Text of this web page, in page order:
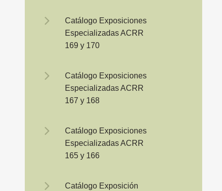
Catálogo Exposiciones
Especializadas ACRR
169 y 170
Catálogo Exposiciones
Especializadas ACRR
167 y 168
Catálogo Exposiciones
Especializadas ACRR
165 y 166
Catálogo Exposición